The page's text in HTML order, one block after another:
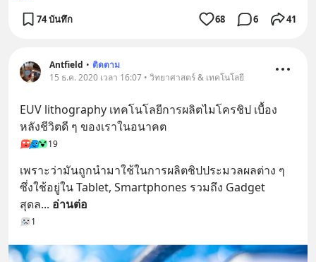
74 บันทึก 68 6 41
Antfield • ติดตาม
15 ธ.ค. 2020 เวลา 16:07 • วิทยาศาสตร์ & เทคโนโลยี
EUV lithography เทคโนโลยีการผลิตไมโครชิป เบื้อง
หลังชีวิตดี ๆ ของเราในอนาคต
19
เพราะว่ามันถูกนำมาใช้ในการผลิตชิปประมวลผลต่าง ๆ
ซึ่งใช้อยู่ใน Tablet, Smartphones รวมถึง Gadget
สุดล... อ่านต่อ
1